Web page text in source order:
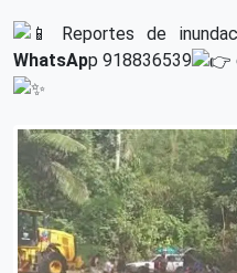
Reportes de
WhatsApp 918836539